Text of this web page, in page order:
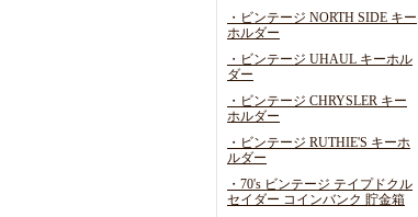
・ビンテージ NORTH SIDE キー
ホルダー
・ビンテージ UHAUL キーホル
ダー
・ビンテージ CHRYSLER キー
ホルダー
・ビンテージ RUTHIE'S キーホ
ルダー
・70's ビンテージ テイプドクル
セイダー コインバンク 貯金箱